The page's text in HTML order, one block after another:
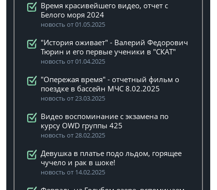
Время красивейшего видео, отчет с
Белого моря 2024
новость от 01.05.2025
"История оживает" - Валерий Федорович
Тюрин и его первые ученики в "СКАТ"
новость от 01.04.2025
"Опережая время" - отчетный фильм о
поездке в бассейн МЧС 8.02.2025
новость от 23.03.2025
Видео воспоминание с экзамена по
курсу OWD группы 425
новость от 28.02.2025
Девушка в платье подо льдом, горящее
чучело и рак в шоке!
новость от 14.02.2025